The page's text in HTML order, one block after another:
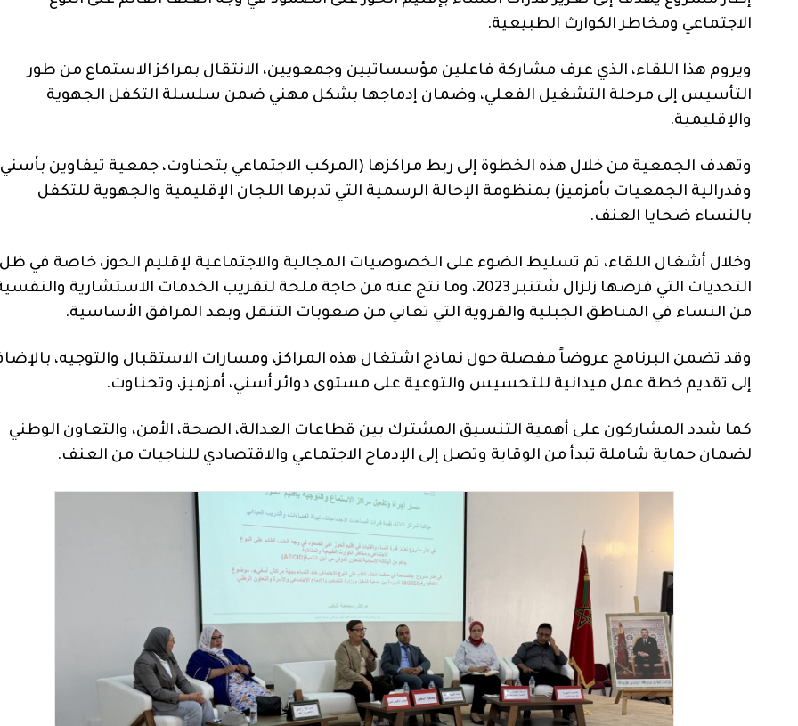
الاجتماعي ومخاطر الكوارث الطبيعية.
ويروم هذا اللقاء، الذي عرف مشاركة فاعلين مؤسساتيين وجمعويين، الانتقال بمراكز الاستماع من طور
التأسيس إلى مرحلة التشغيل الفعلي، وضمان إدماجها بشكل مهني ضمن سلسلة التكفل الجهوية
والإقليمية.
وتهدف الجمعية من خلال هذه الخطوة إلى ربط مراكزها (المركب الاجتماعي بتحناوت، جمعية تيفاوين
وفدرالية الجمعيات بأمزميز) بمنظومة الإحالة الرسمية التي تدبرها اللجان الإقليمية والجهوية للتكفل
بالنساء ضحايا العنف.
وخلال أشغال اللقاء، تم تسليط الضوء على الخصوصيات المجالية والاجتماعية لإقليم الحوز، خاصة في ظل
التحديات التي فرضها زلزال شتنبر 2023، وما نتج عنه من حاجة ملحة لتقريب الخدمات الاستشارية
من النساء في المناطق الجبلية والقروية التي تعاني من صعوبات التنقل وبعد المرافق الأساسية.
وقد تضمن البرنامج عروضاً مفصلة حول نماذج اشتغال هذه المراكز، ومسارات الاستقبال والتوجيه،
إلى تقديم خطة عمل ميدانية للتحسيس والتوعية على مستوى دوائر أسني، أمزميز، وتحناوت.
كما شدد المشاركون على أهمية التنسيق المشترك بين قطاعات العدالة، الصحة، الأمن، والتعاون الوطني
لضمان حماية شاملة تبدأ من الوقاية وتصل إلى الإدماج الاجتماعي والاقتصادي للناجيات من العنف.